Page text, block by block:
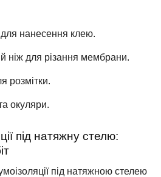
нанесення клею.
ніж для різання мембрани.
розмітки.
окуляри.
під натяжну стелю:
під натяжною стелею